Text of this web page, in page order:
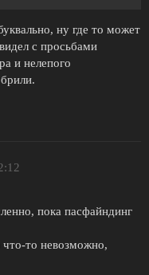
ну где то может
с просьбами
и нелепого
пока пасфайндинг
то невозможно,